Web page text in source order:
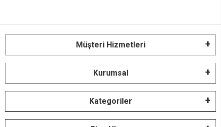
Müşteri Hizmetleri
Kurumsal
Kategoriler